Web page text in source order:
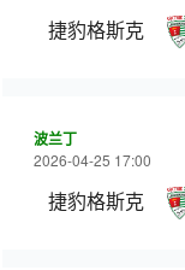
捷豹格斯克
波兰丁
2026-04-25 17:00
捷豹格斯克